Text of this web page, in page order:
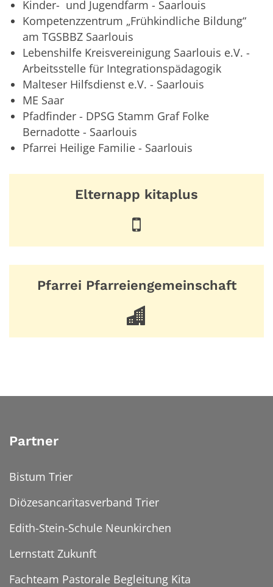
Kinder- und Jugendfarm - Saarlouis
Kompetenzzentrum „Frühkindliche Bildung“
am TGSBBZ Saarlouis
Lebenshilfe Kreisvereinigung Saarlouis e.V. -
Arbeitsstelle für Integrationspädagogik
Malteser Hilfsdienst e.V. - Saarlouis
ME Saar
Pfadfinder - DPSG Stamm Graf Folke
Bernadotte - Saarlouis
Pfarrei Heilige Familie - Saarlouis
Elternapp kitaplus
Pfarrei Pfarreiengemeinschaft
Partner
Bistum Trier
Diözesancaritasverband Trier
Edith-Stein-Schule Neunkirchen
Lernstatt Zukunft
Fachteam Pastorale Begleitung Kita